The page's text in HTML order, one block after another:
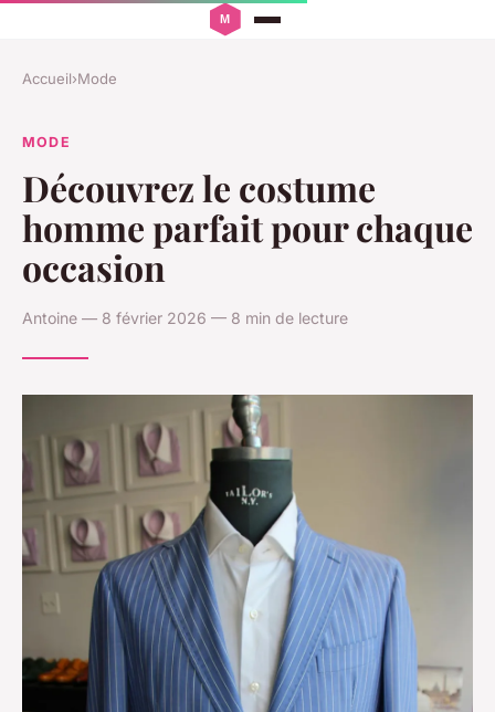
Accueil›Mode
MODE
Découvrez le costume
homme parfait pour chaque
occasion
Antoine — 8 février 2026 — 8 min de lecture